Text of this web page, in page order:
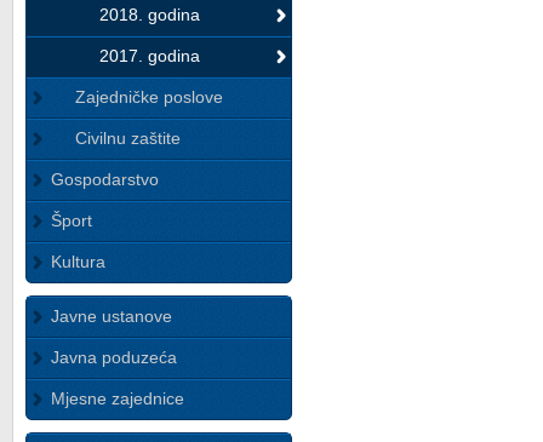
2018. godina
2017. godina
Zajedničke poslove
Civilnu zaštite
Gospodarstvo
Šport
Kultura
Javne ustanove
Javna poduzeća
Mjesne zajednice